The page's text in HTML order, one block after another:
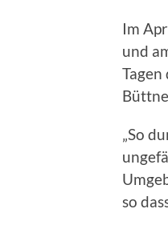
Im
und
„So
so